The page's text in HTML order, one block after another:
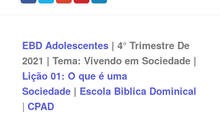
EBD Adolescentes | 4° Trimestre De
2021 | Tema: Vivendo em Sociedade|
Lição 01: O que é uma
Sociedade| Escola Biblica Dominical
| CPAD